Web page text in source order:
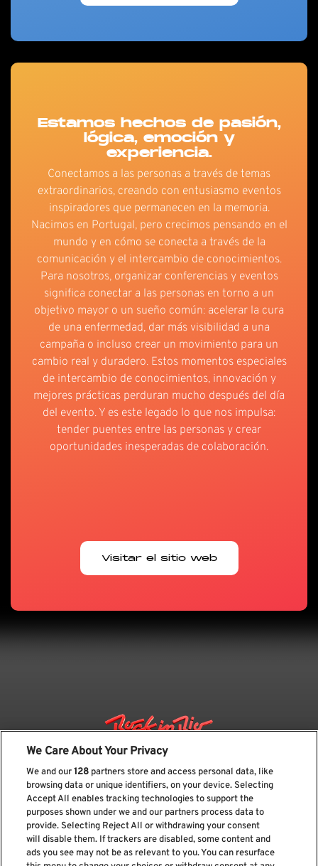
Estamos hechos de pasión,
lógica, emoción y
experiencia.
Conectamos a las personas a través de temas
extraordinarios, creando con entusiasmo eventos
inspiradores que permanecen en la memoria.
Nacimos en Portugal, pero crecimos pensando en el
mundo y en cómo se conecta a través de la
comunicación y el intercambio de conocimientos.
Para nosotros, organizar conferencias y eventos
significa conectar a las personas en torno a un
objetivo mayor o un sueño común: acelerar la cura
de una enfermedad, dar más visibilidad a una
campaña o incluso crear un movimiento para un
cambio real y duradero. Estos momentos especiales
de intercambio de conocimientos, innovación y
mejores prácticas perduran mucho después del día
del evento. Y es este legado lo que nos impulsa:
tender puentes entre las personas y crear
oportunidades inesperadas de colaboración.
Visitar el sitio web
We Care About Your Privacy
We and our128 partners store and access personal data, like
browsing data or unique identifiers, on your device. Selecting
Accept All enables tracking technologies to support the
purposes shown under we and our partners process data to
provide. Selecting Reject All or withdrawing your consent
will disable them. If trackers are disabled, some content and
ads you see may not be as relevant to you. You can resurface